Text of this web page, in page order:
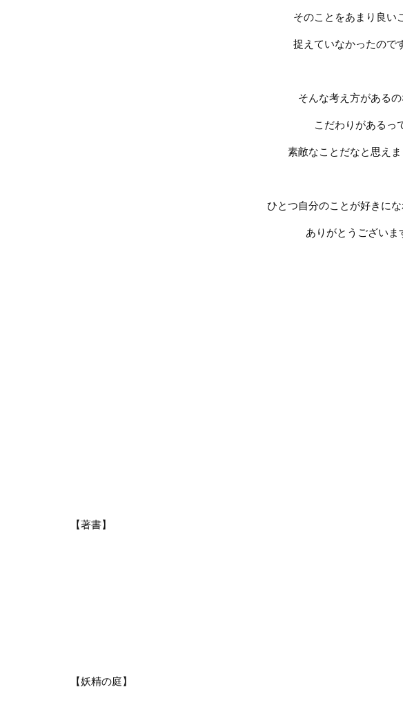
そのことをあまり良い
捉えていなかったので
そんな考え方があるの
こだわりがあるっ
素敵なことだなと思えま
ひとつ自分のことが好きにな
ありがとうございま
【著書】
【妖精の庭】